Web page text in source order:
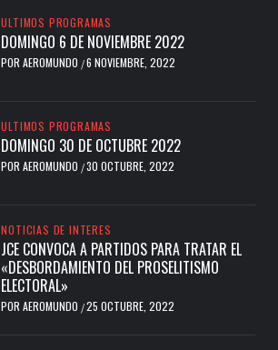
ULTIMOS PROGRAMAS
DOMINGO 6 DE NOVIEMBRE 2022
POR AEROMUNDO /6 NOVIEMBRE, 2022
ULTIMOS PROGRAMAS
DOMINGO 30 DE OCTUBRE 2022
POR AEROMUNDO /30 OCTUBRE, 2022
NOTICIAS DE INTERES
JCE CONVOCA A PARTIDOS PARA TRATAR EL
«DESBORDAMIENTO DEL PROSELITISMO
ELECTORAL»
POR AEROMUNDO /25 OCTUBRE, 2022